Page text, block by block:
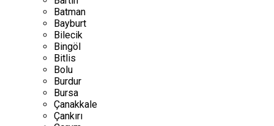
Batman
Bayburt
Bilecik
Bingöl
Bitlis
Bolu
Burdur
Bursa
Çanakkale
Çankırı